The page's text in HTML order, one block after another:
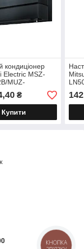
кондиціонер
Electric MSZ-
MUZ-
(Серія
₴
Купити
КНОПКА